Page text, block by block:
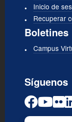
Inicio de
Recuperar
Boletines
Campus
Síguenos